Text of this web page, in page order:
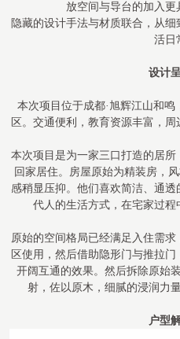
放空间与导台的加入
隐藏的设计手法与材质联合，从
活日
设计
本次项目位于成都·旭辉江山和鸣
区。交通便利，教育资源丰富，周
本次项目是为一家三口打造的居
回家居住。房屋原始为精装房，
感稍显压抑。他们喜欢简洁、通
代人的生活方式，在宅家过程
原始的空间格局已经满足入住需
区使用，然后借助隐形门与推拉
开阔互通的效果。然后拆除原始
射，佐以原木，细腻的浸润力
户型